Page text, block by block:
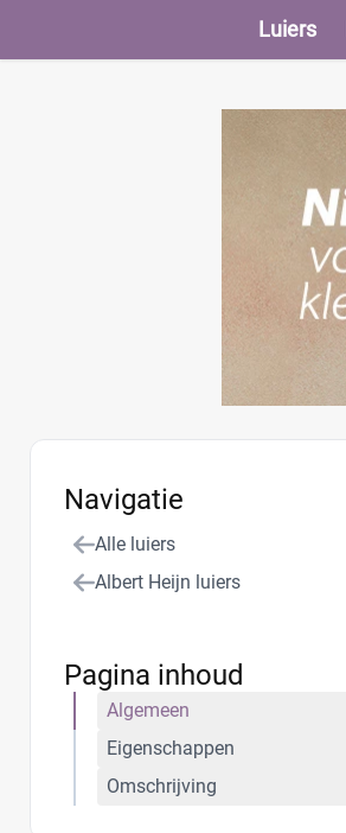
Luiers
Navigatie
Alle luiers
Albert Heijn luiers
Pagina inhoud
Algemeen
Eigenschappen
Omschrijving